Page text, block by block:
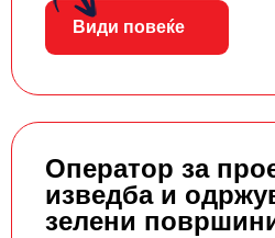
Види повеќе
Оператор за
изведба и
зелени